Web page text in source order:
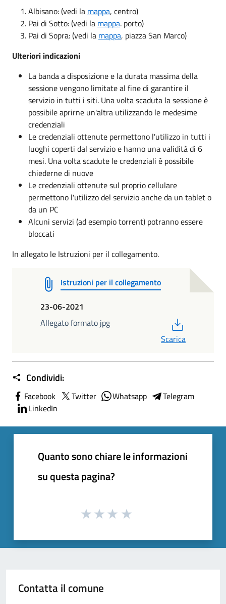
Albisano: (vedi la mappa, centro)
Pai di Sotto: (vedi la mappa. porto)
Pai di Sopra: (vedi la mappa, piazza San Marco)
Ulteriori indicazioni
La banda a disposizione e la durata massima della
sessione vengono limitate al fine di garantire il
servizio in tutti i siti. Una volta scaduta la sessione è
possibile aprirne un'altra utilizzando le medesime
credenziali
Le credenziali ottenute permettono l'utilizzo in tutti i
luoghi coperti dal servizio e hanno una validità di 6
mesi. Una volta scadute le credenziali è possibile
chiederne di nuove
Le credenziali ottenute sul proprio cellulare
permettono l'utilizzo del servizio anche da un tablet o
da un PC
Alcuni servizi (ad esempio torrent) potranno essere
bloccati
In allegato le Istruzioni per il collegamento.
Istruzioni per il collegamento
23-06-2021
Allegato formato jpg
Scarica
Condividi:
Facebook Twitter Whatsapp
Telegram
LinkedIn
Quanto sono chiare le informazioni
su questa pagina?
Contatta il comune